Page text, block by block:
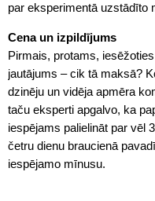
par eksperimentā uzstādīto
Cena un izpildījums
Pirmais, protams,
jautājums – cik tā maksā?
dzinēju un vidēja apmēra
taču eksperti apgalvo, ka
iespējams palielināt par vēl
četru dienu braucienā
iespējamo mīnusu.